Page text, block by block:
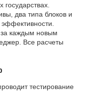
два типа блоков и
за каждым новым
Все расчеты
тестирование